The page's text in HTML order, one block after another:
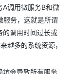
A调用微服务B和微
服务，这就是所谓
的调用时间过长或
越多的系统资源，
坑会导致所有服务